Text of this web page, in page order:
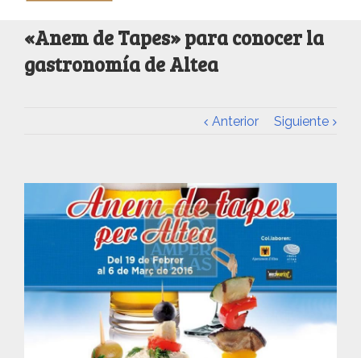
«Anem de Tapes» para conocer la
gastronomía de Altea
Anterior Siguiente